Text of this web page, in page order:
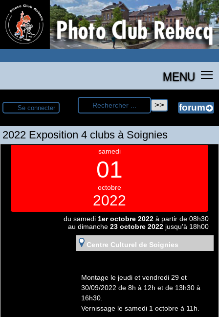
MENU
Se connecter
2022 Exposition 4 clubs à Soignies
samedi
01
octobre
2022
du samedi 1er octobre 2022 à partir de 08h30
au dimanche 23 octobre 2022 jusqu'à 18h00
Centre Culturel de Soignies
Montage le jeudi et vendredi 29 et
30/09/2022 de 8h à 12h et de 13h30 à
16h30.
Vernissage le samedi 1 octobre à 11h.